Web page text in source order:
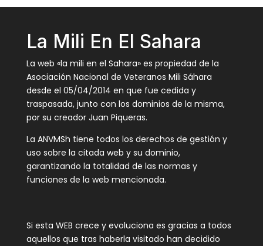
La Mili En El Sahara
La web «la mili en el Sahara» es propiedad de la
Asociación Nacional de Veteranos Mili Sáhara
desde el 05/04/2014 en que fue cedida y
traspasada, junto con los dominios de la misma,
por su creador Juan Piqueras.
La ANVMSh tiene todos los derechos de gestión y
uso sobre la citada web y su dominio,
garantizando la totalidad de las normas y
funciones de la web mencionada.
Si esta WEB crece y evoluciona es gracias a todos
aquellos que tras haberla visitado han decidido